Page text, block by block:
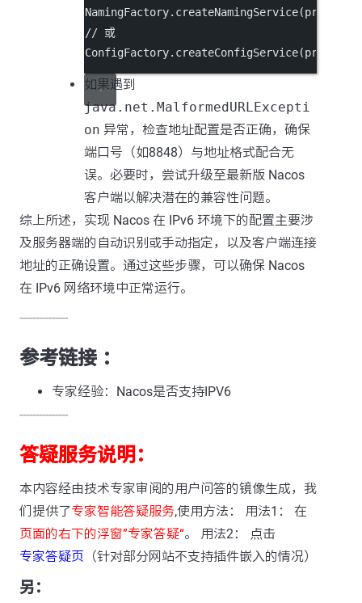
// 或
如果遇到
java.net.MalformedURLExcepti
on 异常，检查地址配置是否正确，确保
端口号（如8848）与地址格式配合无
误。必要时，尝试升级至最新版 Nacos
客户端以解决潜在的兼容性问题。
综上所述，实现 Nacos 在 IPv6 环境下的配置主要涉
及服务器端的自动识别或手动指定，以及客户端连接
地址的正确设置。通过这些步骤，可以确保 Nacos
在 IPv6 网络环境中正常运行。
---------------
参考链接 ：
专家经验：Nacos是否支持IPV6
---------------
答疑服务说明：
本内容经由技术专家审阅的用户问答的镜像生成，我
们提供了专家智能答疑服务,使用方法： 用法1： 在
页面的右下的浮窗”专家答疑“。 用法2： 点击
专家答疑页 （针对部分网站不支持插件嵌入的情况）
另：